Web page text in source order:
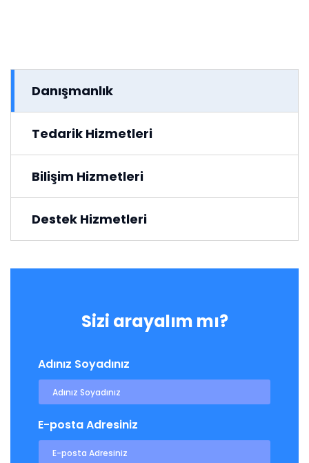
Danışmanlık
Tedarik Hizmetleri
Bilişim Hizmetleri
Destek Hizmetleri
Sizi arayalım mı?
Adınız Soyadınız
E-posta Adresiniz